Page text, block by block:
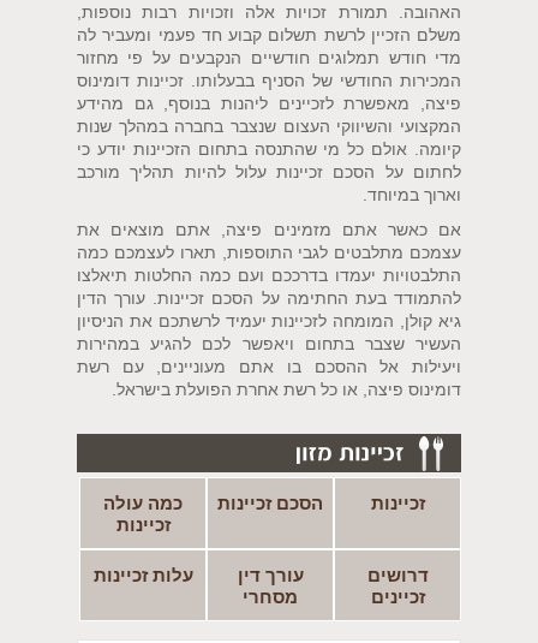
האהובה. תמורת זכויות אלה וזכויות רבות נוספות,
משלם הזכיין לרשת תשלום קבוע חד פעמי ומעביר לה
מדי חודש תמלוגים חודשיים הנקבעים על פי מחזור
המכירות החודשי של הסניף בבעלותו. זכיינות דומינוס
פיצה, מאפשרת לזכיינים ליהנות בנוסף, גם מהידע
המקצועי והשיווקי העצום שנצבר בחברה במהלך שנות
קיומה. אולם כל מי שהתנסה בתחום הזכיינות יודע כי
לחתום על הסכם זכיינות עלול להיות תהליך מורכב
וארוך במיוחד.
אם כאשר אתם מזמינים פיצה, אתם מוצאים את
עצמכם מתלבטים לגבי התוספות, תארו לעצמכם כמה
התלבטויות יעמדו בדרככם ועם כמה החלטות תיאלצו
להתמודד בעת החתימה על הסכם זכיינות. עורך הדין
גיא קולן, המומחה לזכיינות יעמיד לרשתכם את הניסיון
העשיר שצבר בתחום ויאפשר לכם להגיע במהירות
ויעילות אל ההסכם בו אתם מעוניינים, עם רשת
דומינוס פיצה, או כל רשת אחרת הפועלת בישראל.
זכיינות הסכם זכיינות
כמה עולה
זכיינות
דרושים
זכיינים
עורך דין
מסחרי
עלות זכיינות